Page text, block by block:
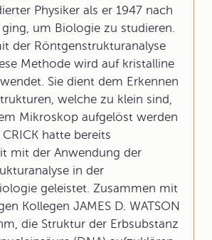
Physiker als er 1947 nach
um Biologie zu studieren.
der Röntgenstrukturanalyse
Methode wird auf kristalline
Sie dient dem Erkennen
welche zu klein sind,
Mikroskop aufgelöst werden
hatte bereits
mit der Anwendung der
in der
geleistet. Zusammen mit
Kollegen JAMES D. WATSON
die Struktur der Erbsubstanz